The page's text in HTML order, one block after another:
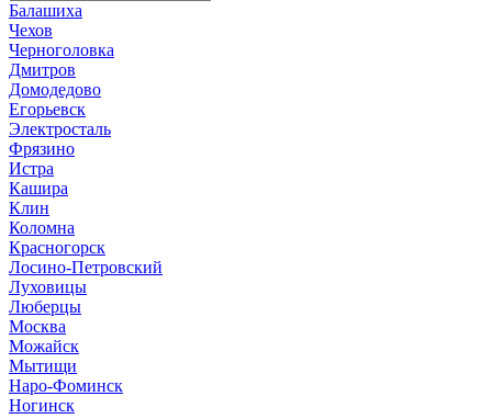
Балашиха
Чехов
Черноголовка
Дмитров
Домодедово
Егорьевск
Электросталь
Фрязино
Истра
Кашира
Клин
Коломна
Красногорск
Лосино-Петровский
Луховицы
Люберцы
Москва
Можайск
Мытищи
Наро-Фоминск
Ногинск